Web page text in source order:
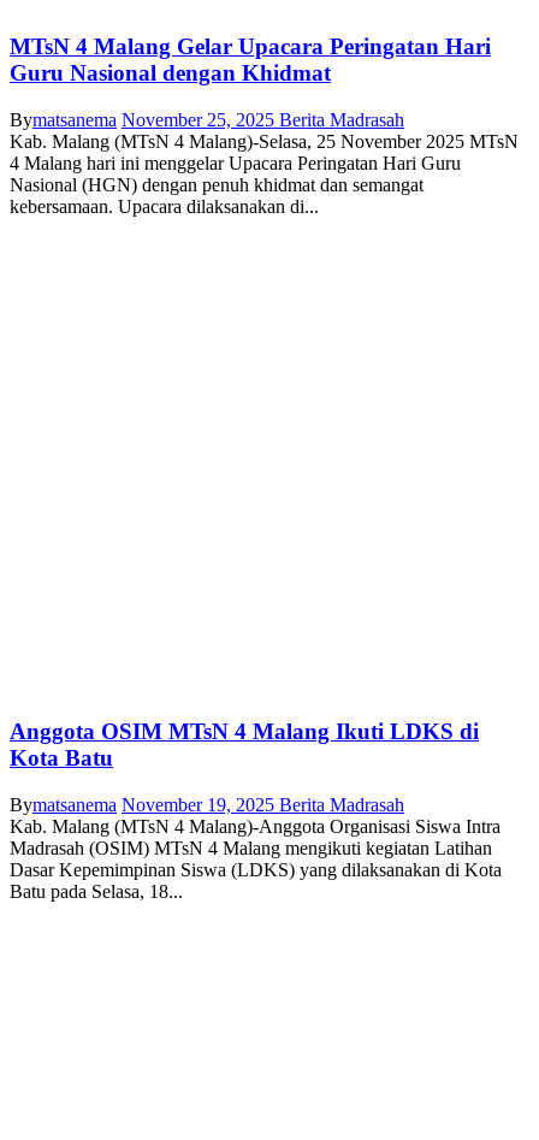
MTsN 4 Malang Gelar Upacara Peringatan Hari
Guru Nasional dengan Khidmat
Bymatsanema November 25, 2025 Berita Madrasah
Kab. Malang (MTsN 4 Malang)-Selasa, 25 November 2025 MTsN
4 Malang hari ini menggelar Upacara Peringatan Hari Guru
Nasional (HGN) dengan penuh khidmat dan semangat
kebersamaan. Upacara dilaksanakan di...
Anggota OSIM MTsN 4 Malang Ikuti LDKS di
Kota Batu
Bymatsanema November 19, 2025 Berita Madrasah
Kab. Malang (MTsN 4 Malang)-Anggota Organisasi Siswa Intra
Madrasah (OSIM) MTsN 4 Malang mengikuti kegiatan Latihan
Dasar Kepemimpinan Siswa (LDKS) yang dilaksanakan di Kota
Batu pada Selasa, 18...